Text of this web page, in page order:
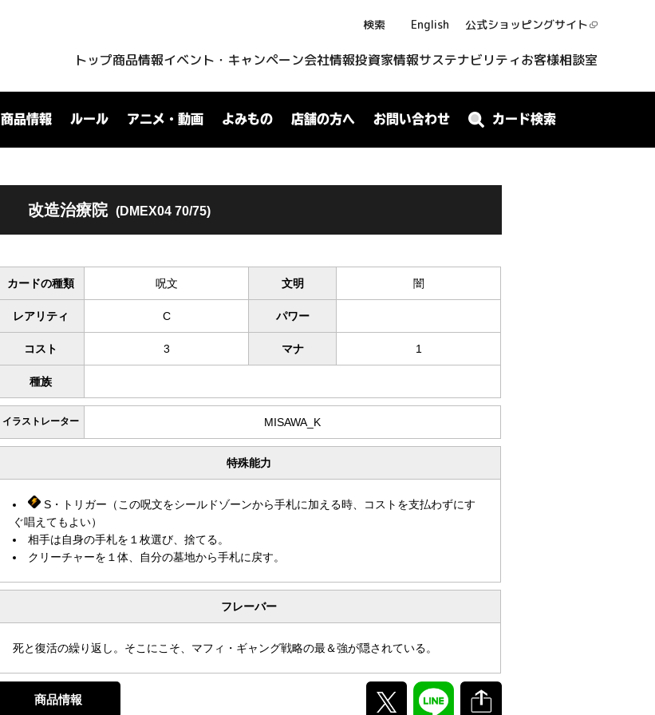
検索 English 公式ショッピングサイト
トップ商品情報イベント・キャンペーン会社情報投資家情報サステナビリティお客様相談室
商品情報 ルール アニメ・動画 よみもの 店舗の方へ お問い合わせ カード検索
改造治療院 (DMEX04 70/75)
カードの種類 呪文 文明 闇
レアリティ C パワー
コスト 3 マナ 1
種族
イラストレーター MISAWA_K
特殊能力
S・トリガー（この呪文をシールドゾーンから手札に加える時、コストを支払わずにす
ぐ唱えてもよい）
相手は自身の手札を１枚選び、捨てる。
クリーチャーを１体、自分の墓地から手札に戻す。
フレーバー
死と復活の繰り返し。そこにこそ、マフィ・ギャング戦略の最＆強が隠されている。
商品情報